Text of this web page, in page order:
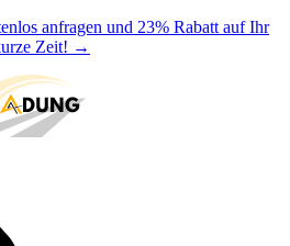
anfragen und 23% Rabatt auf Ihr
Zeit! →